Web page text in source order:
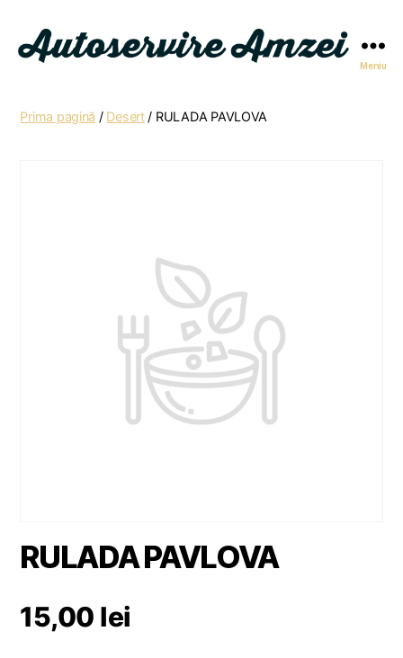
Meniu
Prima pagină / Desert/ RULADA PAVLOVA
RULADA PAVLOVA
15,00 lei